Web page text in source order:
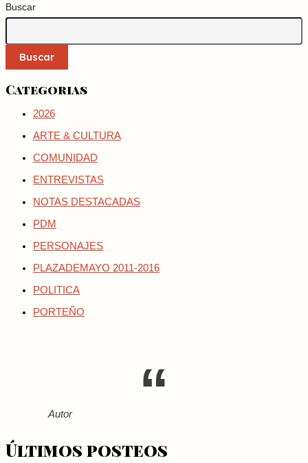
Buscar
Buscar
Categorias
2026
ARTE & CULTURA
COMUNIDAD
ENTREVISTAS
NOTAS DESTACADAS
PDM
PERSONAJES
PLAZADEMAYO 2011-2016
POLITICA
PORTEÑO
Autor
Últimos posteos